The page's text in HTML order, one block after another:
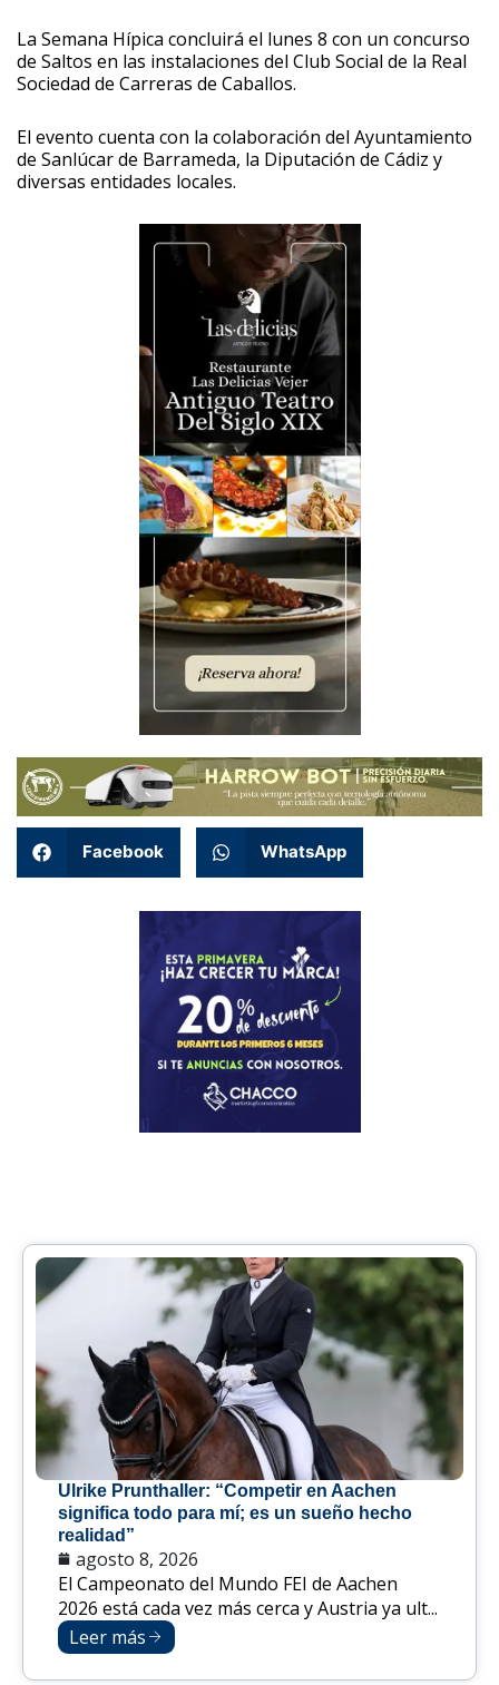
La Semana Hípica concluirá el lunes 8 con un concurso
de Saltos en las instalaciones del Club Social de la Real
Sociedad de Carreras de Caballos.
El evento cuenta con la colaboración del Ayuntamiento
de Sanlúcar de Barrameda, la Diputación de Cádiz y
diversas entidades locales.
Facebook WhatsApp
Ulrike Prunthaller: “Competir en Aachen
significa todo para mí; es un sueño hecho
realidad”
agosto 8, 2026
El Campeonato del Mundo FEI de Aachen
2026 está cada vez más cerca y Austria ya ult...
Leer más